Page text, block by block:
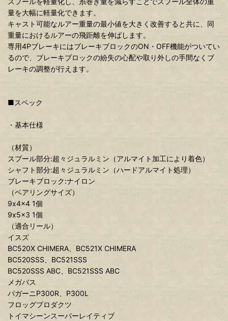
量を大幅に軽量化できます。
キャスト可能なルアー重量の最小値を大きく改善すると共に、同
重量におけるルアーの飛距離を伸ばします。
専用4PブレーキにはブレーキブロックのON・OFF機能がついてい
るので、ブレーキブロックの紛失の心配や取り外しの手間なくブ
レーキの調整が行えます。
■スペック
・基本仕様
（材質）
スプール部分:超々ジュラルミン（アルマイト加工により着色）
シャフト部分:超々ジュラルミン（ハードアルマイト処理）
ブレーキブロック:ナイロン
（ベアリングサイズ）
9x4x4 1個
9x5x3 1個
（適合リール）
イスズ
BC520X CHIMERA、BC521X CHIMERA
BC520SSS、BC521SSS
BC520SSS ABC、BC521SSS ABC
メガバス
パガーニP300R、P300L
フロッグプロダクツ
トイマシーンスーパーレイティブ